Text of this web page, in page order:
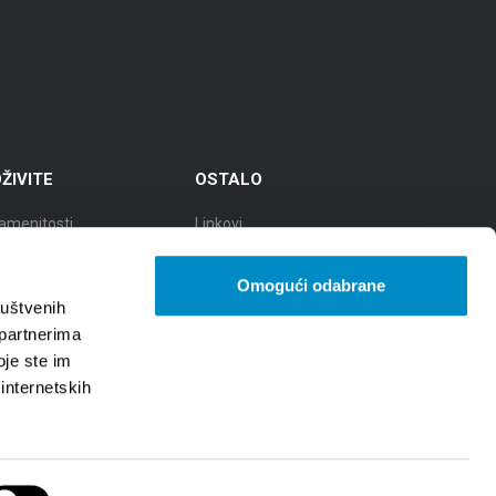
ste im
Omogući odabrane
kulture
gastronomije
prirodnih ljepota
OSTALO
Linkovi